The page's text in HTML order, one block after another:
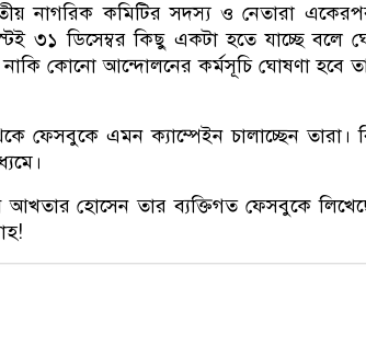
নাগরিক কমিটির সদস্য ও নেতারা
৩১ ডিসেম্বর কিছু একটা হতে যাচ্ছে বলে
কোনো আন্দোলনের কর্মসূচি ঘোষণা হবে
ফেসবুকে এমন ক্যাম্পেইন চালাচ্ছেন তারা।
আখতার হোসেন তার ব্যক্তিগত ফেসবুকে